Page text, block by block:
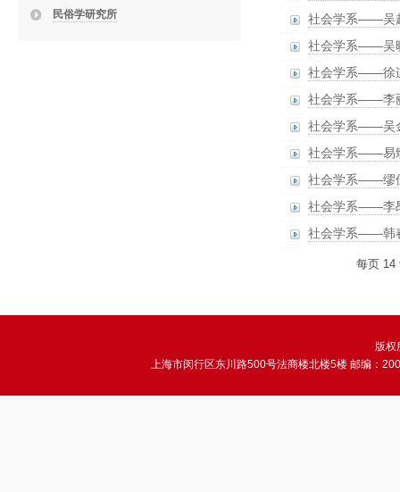
民俗学研究所
社会学系——吴
社会学系——吴
社会学系——徐
社会学系——李
社会学系——吴
社会学系——易
社会学系——缪
社会学系——李
社会学系——韩
每页 14
版权
上海市闵行区东川路500号法商楼北楼5楼 邮编：